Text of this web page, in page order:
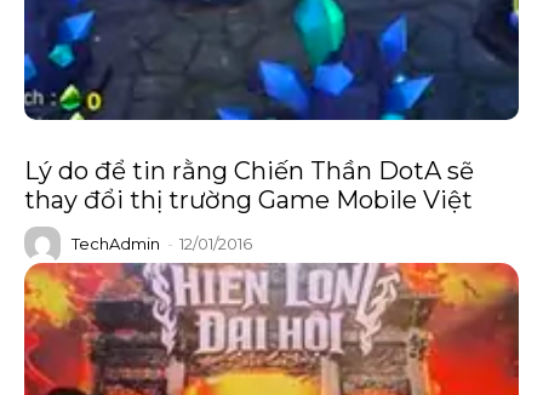
Lý do để tin rằng Chiến Thần DotA sẽ
thay đổi thị trường Game Mobile Việt
TechAdmin - 12/01/2016